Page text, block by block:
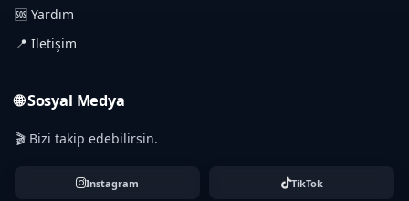
🆘 Yardım
📍 İletişim
🌐 Sosyal Medya
🎬 Bizi takip edebilirsin.
Instagram TikTok